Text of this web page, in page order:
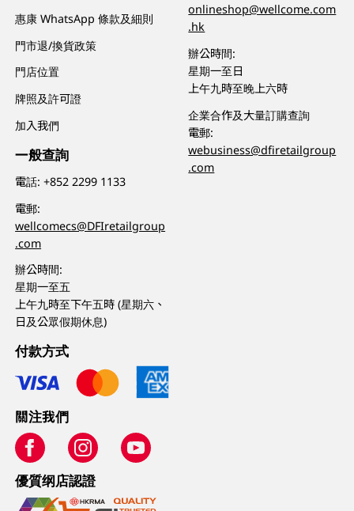
惠康 WhatsApp 條款及細則
門市退/換貨政策
門店位置
牌照及許可證
加入我們
一般查詢
電話:+852 2299 1133
電郵:
wellcomecs@DFIretailgroup
.com
辦公時間:
星期一至五
上午九時至下午五時 (星期六、
日及公眾假期休息)
onlineshop@wellcome.com
.hk
辦公時間:
星期一至日
上午九時至晚上六時
企業合作及大量訂購查詢
電郵:
webusiness@dfiretailgroup
.com
付款方式
關注我們
優質纲店認證